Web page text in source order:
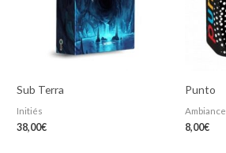
Sub Terra
Initiés
38,00€
Punto
Ambiance
8,00€